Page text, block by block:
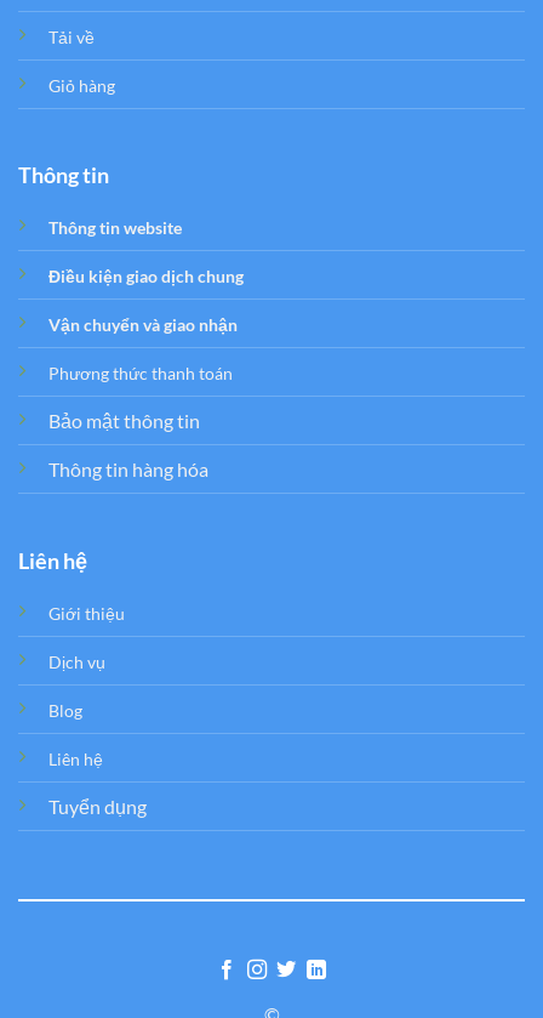
Tải về
Giỏ hàng
Thông tin
Thông tin website
Điều kiện giao dịch chung
Vận chuyển và giao nhận
Phương thức thanh toán
Bảo mật thông tin
Thông tin hàng hóa
Liên hệ
Giới thiệu
Dịch vụ
Blog
Liên hệ
Tuyển dụng